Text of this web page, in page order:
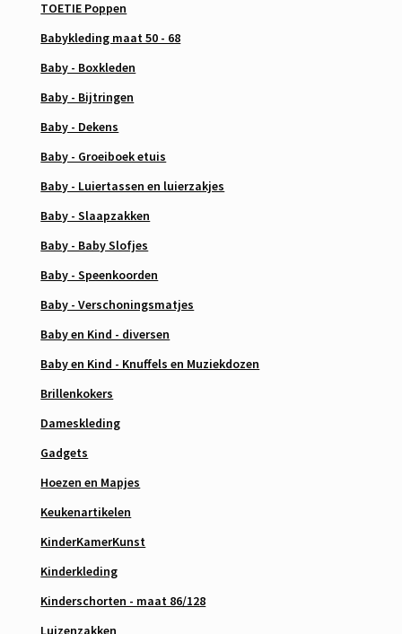
TOETIE Poppen
Babykleding maat 50 - 68
Baby - Boxkleden
Baby - Bijtringen
Baby - Dekens
Baby - Groeiboek etuis
Baby - Luiertassen en luierzakjes
Baby - Slaapzakken
Baby - Baby Slofjes
Baby - Speenkoorden
Baby - Verschoningsmatjes
Baby en Kind - diversen
Baby en Kind - Knuffels en Muziekdozen
Brillenkokers
Dameskleding
Gadgets
Hoezen en Mapjes
Keukenartikelen
KinderKamerKunst
Kinderkleding
Kinderschorten - maat 86/128
Luizenzakken